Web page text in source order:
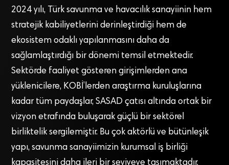
2024 yılı, Türk savunma ve havacılık sanayiinin hem
stratejik kabiliyetlerini derinleştirdiği hem de
ekosistem odaklı yapılanmasını daha da
sağlamlaştırdığı bir dönemi temsil etmektedir.
Sektörde faaliyet gösteren girişimlerden ana
yüklenicilere, KOBİ’lerden araştırma kuruluşlarına
kadar tüm paydaşlar, SASAD çatısı altında ortak bir
vizyon etrafında buluşarak güçlü bir sektörel
birliktelik sergilemiştir. Bu çok aktörlü ve bütünleşik
yapı, savunma sanayiimizin kurumsal iş birliği
kapasitesini daha ileri bir seviyeye taşımaktadır.